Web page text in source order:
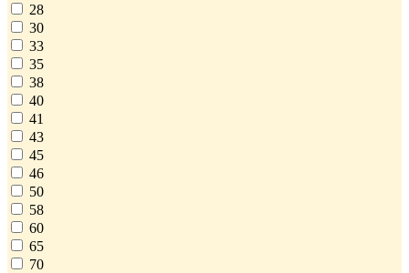
28
30
33
35
38
40
41
43
45
46
50
58
60
65
70